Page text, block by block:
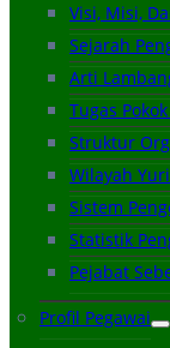
Visi, Misi,
Sejarah
Arti
Tugas
Struktur
Wilayah
Sistem
Statistik
Pejabat
Profil Pegawai